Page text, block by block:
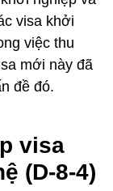
visa khởi
việc thu
mới này đã
đề đó.
visa
(D-8-4)